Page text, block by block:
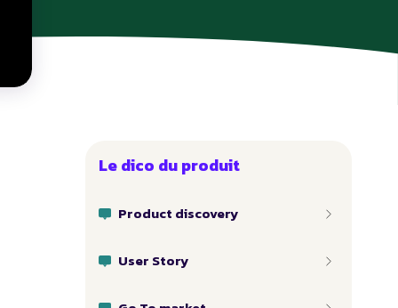
Le dico du produit
Product discovery
User Story